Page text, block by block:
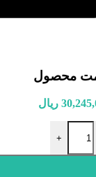
محصول
ریال
+